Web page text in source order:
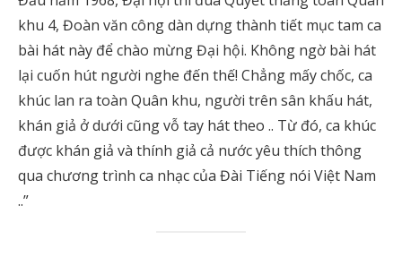
khu 4, Đoàn văn công dàn dựng thành tiết mục tam ca
bài hát này để chào mừng Đại hội. Không ngờ bài hát
lại cuốn hút người nghe đến thế! Chẳng mấy chốc, ca
khúc lan ra toàn Quân khu, người trên sân khấu hát,
khán giả ở dưới cũng vỗ tay hát theo .. Từ đó, ca khúc
được khán giả và thính giả cả nước yêu thích thông
qua chương trình ca nhạc của Đài Tiếng nói Việt Nam
..”